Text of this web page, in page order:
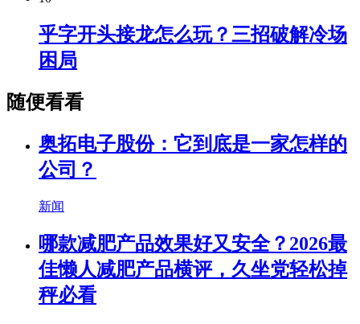
乎字开头接龙怎么玩？三招破解冷场
困局
随便看看
奥拓电子股份：它到底是一家怎样的
公司？
新闻
哪款减肥产品效果好又安全？2026最
佳懒人减肥产品横评，久坐党轻松掉
秤必看